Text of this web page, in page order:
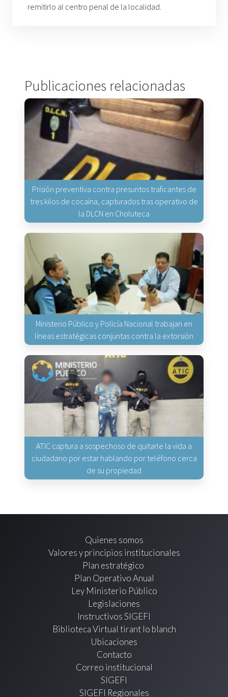
remitirlo al centro penal de la localidad.
Publicaciones relacionadas
Prisión preventiva contra presuntos traficantes de
tres kilos de cocaína, capturados tras operativo de
la DLCN en Choluteca
Ministerio Público y Policía Nacional trabajan en
líneas estratégicas conjuntas contra la extorsión
ATIC captura a sospechoso de quitarle la vida a
ciudadano por estar hablando por teléfono cerca
de su propiedad
Quienes somos
Valores y principios institucionales
Plan estratégico
Plan Operativo Anual
Ley Ministerio Público
Legislaciones
Instructivos SIGEFI
Biblioteca Virtual tirant lo blanch
Ubicaciones
Contacto
Correo institucional
SIGEFI
SIGEFI Regionales